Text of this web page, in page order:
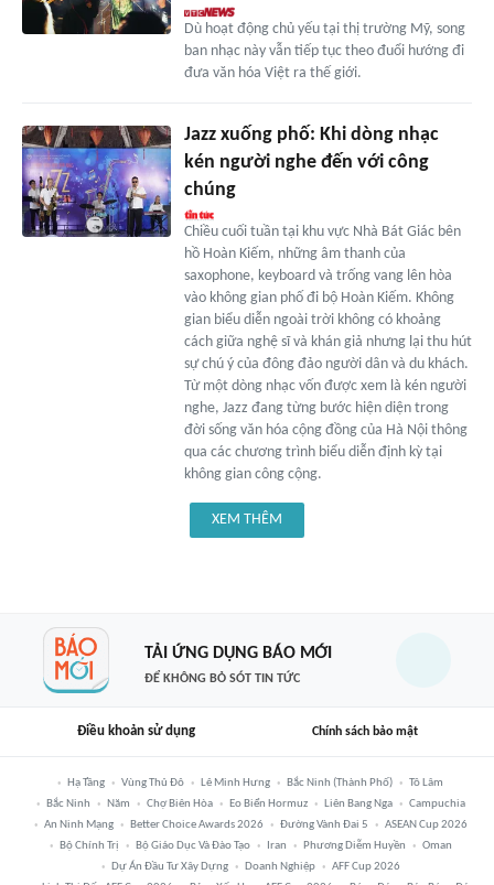
Dù hoạt động chủ yếu tại thị trường Mỹ, song
ban nhạc này vẫn tiếp tục theo đuổi hướng đi
đưa văn hóa Việt ra thế giới.
Jazz xuống phố: Khi dòng nhạc
kén người nghe đến với công
chúng
Chiều cuối tuần tại khu vực Nhà Bát Giác bên
hồ Hoàn Kiếm, những âm thanh của
saxophone, keyboard và trống vang lên hòa
vào không gian phố đi bộ Hoàn Kiếm. Không
gian biểu diễn ngoài trời không có khoảng
cách giữa nghệ sĩ và khán giả nhưng lại thu hút
sự chú ý của đông đảo người dân và du khách.
Từ một dòng nhạc vốn được xem là kén người
nghe, Jazz đang từng bước hiện diện trong
đời sống văn hóa cộng đồng của Hà Nội thông
qua các chương trình biểu diễn định kỳ tại
không gian công cộng.
XEM THÊM
TẢI ỨNG DỤNG BÁO MỚI
ĐỂ KHÔNG BỎ SÓT TIN TỨC
Điều khoản sử dụng Chính sách bảo mật
Hạ Tầng Vùng Thủ Đô Lê Minh Hưng Bắc Ninh (thành Phố)
Tô Lâm
Bắc Ninh
Năm Chợ Biên Hòa Eo Biển Hormuz Liên Bang Nga
Campuchia
An Ninh Mạng
Better Choice Awards 2026 Đường Vành Đai 5
ASEAN Cup 2026
Bộ Chính Trị
Bộ Giáo Dục Và Đào Tạo Iran Phương Diễm Huyền
Oman
Dự Án Đầu Tư Xây Dựng
Doanh Nghiệp
AFF Cup 2026